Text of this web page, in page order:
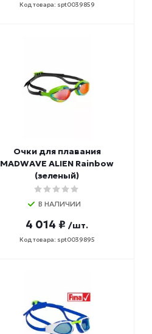
Код товара: spt0039859
Очки для плавания
MADWAVE ALIEN Rainbow
(зеленый)
В НАЛИЧИИ
4 014 ₽ /шт.
Код товара: spt0039895